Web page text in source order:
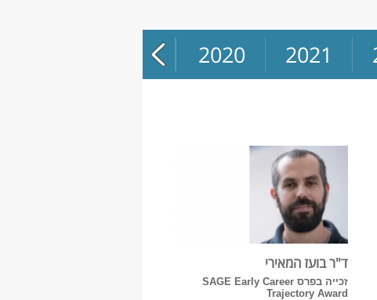
2020 2021
ד"ר בועז המאירי
זכייה בפרס SAGE Early Career
Trajectory Award